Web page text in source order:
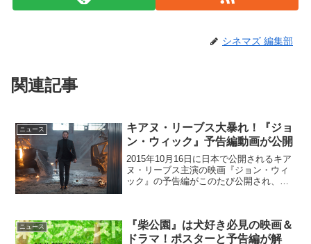
シネマズ 編集部
関連記事
ニュース
キアヌ・リーブス大暴れ！『ジョ
ン・ウィック』予告編動画が公開
2015年10月16日に日本で公開されるキア
ヌ・リーブス主演の映画『ジョン・ウィ
ック』の予告編がこのたび公開され、ク
と過ごす静かな...
ニュース
『柴公園』は犬好き必見の映画＆
ドラマ！ポスターと予告編が解